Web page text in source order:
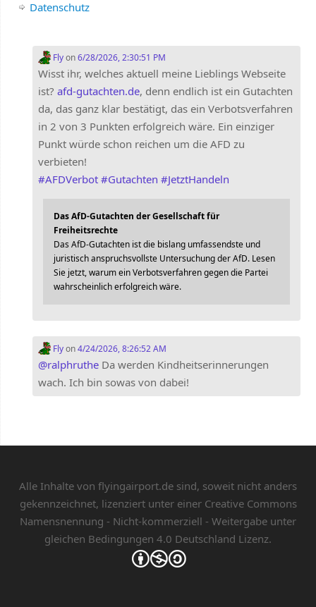
Datenschutz
Flyon6/28/2026, 2:30:51 PM
Wisst ihr, welches aktuell meine Lieblings Webseite
ist? afd-gutachten.de, denn endlich ist ein Gutachten
da, das ganz klar bestätigt, das ein Verbotsverfahren
in 2 von 3 Punkten erfolgreich wäre. Ein einziger
Punkt würde schon reichen um die AFD zu
verbieten!
#AFDVerbot #Gutachten #JetztHandeln
Das AfD-Gutachten der Gesellschaft für
Freiheitsrechte
Das AfD-Gutachten ist die bislang umfassendste und
juristisch anspruchsvollste Untersuchung der AfD. Lesen
Sie jetzt, warum ein Verbotsverfahren gegen die Partei
wahrscheinlich erfolgreich wäre.
Flyon4/24/2026, 8:26:52 AM
@ralphrutheDa werden Kindheitserinnerungen
wach. Ich bin sowas von dabei!
Alle Inhalte von flyingairport.de sind, soweit nicht anders
gekennzeichnet, lizenziert unter einer Creative Commons
Namensnennung - Nicht-kommerziell - Weitergabe unter
gleichen Bedingungen 4.0 Deutschland Lizenz.